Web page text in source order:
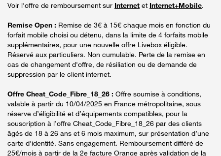
Voir l'offre de remboursement sur Internet et Internet+Mobile.
Remise Open : Remise de 3€ à 15€ chaque mois en fonction du
forfait mobile choisi ou détenu, dans la limite de 4 forfaits mobile
supplémentaires, pour une nouvelle offre Livebox éligible.
Réservé aux particuliers. Non cumulable. Perte de la remise en
cas de changement d'offre, de résiliation ou de demande de
suppression par le client internet.
Offre Cheat_Code_Fibre_18_26 : Offre soumise à conditions,
valable à partir du 10/04/2025 en France métropolitaine, sous
réserve d’éligibilité et d’équipements compatibles, pour la
souscription à l’offre Cheat_Code_Fibre_18_26 par des clients
âgés de 18 à 26 ans et 6 mois maximum, sur présentation d’une
carte d’identité. Sans engagement. Remboursement différé de
25€/mois à partir de la 2e facture Orange après validation de la